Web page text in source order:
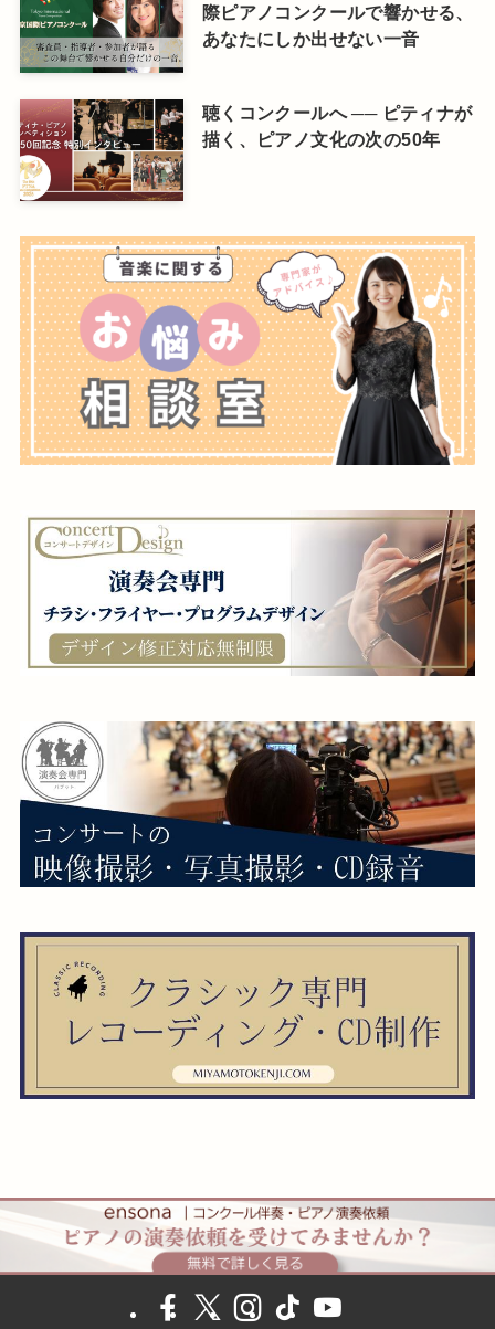
際ピアノコンクールで響かせる、
あなたにしか出せない一音
聴くコンクールへ ── ピティナが
描く、ピアノ文化の次の50年